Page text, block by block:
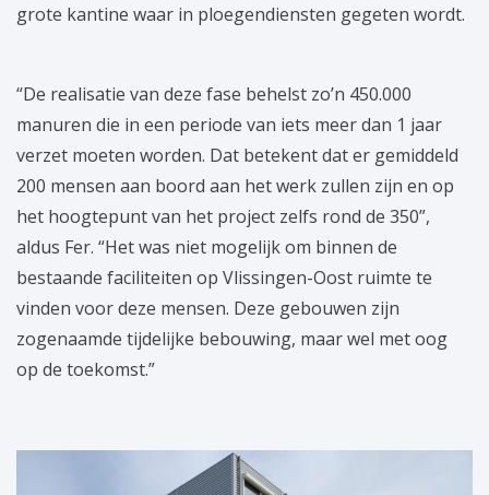
grote kantine waar in ploegendiensten gegeten wordt.
“De realisatie van deze fase behelst zo’n 450.000
manuren die in een periode van iets meer dan 1 jaar
verzet moeten worden. Dat betekent dat er gemiddeld
200 mensen aan boord aan het werk zullen zijn en op
het hoogtepunt van het project zelfs rond de 350”,
aldus Fer. “Het was niet mogelijk om binnen de
bestaande faciliteiten op Vlissingen-Oost ruimte te
vinden voor deze mensen. Deze gebouwen zijn
zogenaamde tijdelijke bebouwing, maar wel met oog
op de toekomst.”